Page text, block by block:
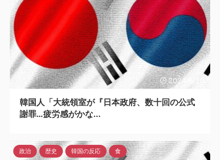
2024/8/20
韓国人「大統領室が『日本政府、数十回の公式
謝罪…疲労感がかな...
政治 歴史 韓国の反応 食